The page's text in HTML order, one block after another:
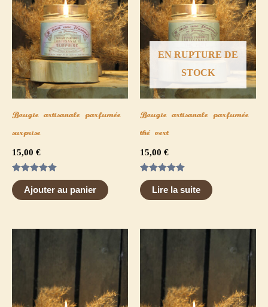
Bougie artisanale parfumée
surprise
15,00 €
Note
5.00
sur 5
Ajouter au panier
EN RUPTURE DE
STOCK
Bougie artisanale parfumée
thé vert
15,00 €
Note
5.00
sur 5
Lire la suite